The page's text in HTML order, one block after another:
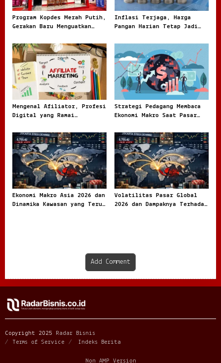
Program Kopdes Merah Putih,
Gerakan Baru Menguatkan
Rumput
Inflasi Terjaga, Harga
Pangan Harian Tetap Jadi
Mengenal Afiliator, Profesi
Digital yang Ramai
Strategi Pedagang Membaca
Ekonomi Makro Saat Pasar
Tenang
Ekonomi Makro Asia 2026 dan
Dinamika Kawasan yang Terus
Volatilitas Pasar Global
2026 dan Dampaknya Terhadap
Add Comment
Copyright 2025
Radar Bisnis
Terms of Service
Indeks Berita
Non AMP Version